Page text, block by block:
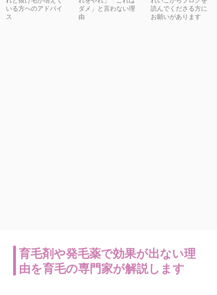
いる方へのアドバイ
ス
ダメ」と言わない理
由
読んでくださる方に
お願いがあります
育毛剤や発毛薬で効果が出ない理
由を育毛の専門家が解説します